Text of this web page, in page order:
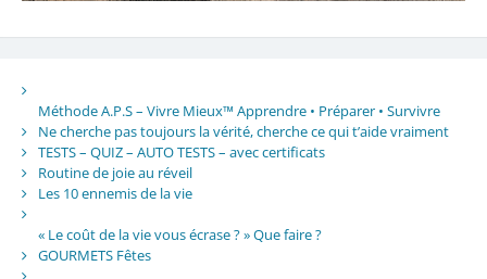
Méthode A.P.S – Vivre Mieux™ Apprendre • Préparer • Survivre
Ne cherche pas toujours la vérité, cherche ce qui t’aide vraiment
TESTS – QUIZ – AUTO TESTS – avec certificats
Routine de joie au réveil
Les 10 ennemis de la vie
« Le coût de la vie vous écrase ? » Que faire ?
GOURMETS Fêtes